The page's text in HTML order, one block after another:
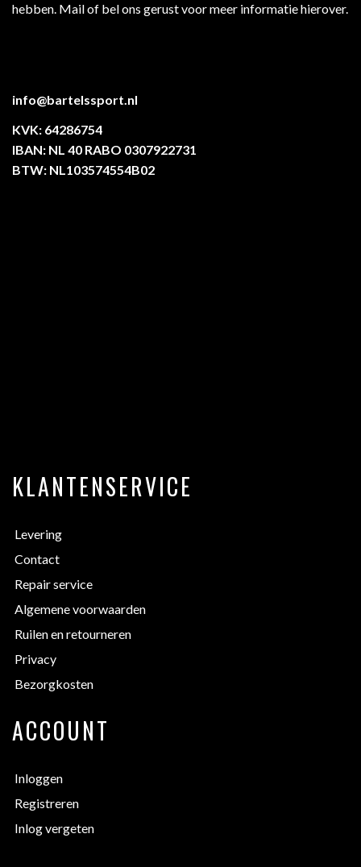
hebben. Mail of bel ons gerust voor meer informatie hierover.
info@bartelssport.nl
KVK: 64286754
IBAN: NL 40 RABO 0307922731
BTW: NL103574554B02
KLANTENSERVICE
Levering
Contact
Repair service
Algemene voorwaarden
Ruilen en retourneren
Privacy
Bezorgkosten
ACCOUNT
Inloggen
Registreren
Inlog vergeten